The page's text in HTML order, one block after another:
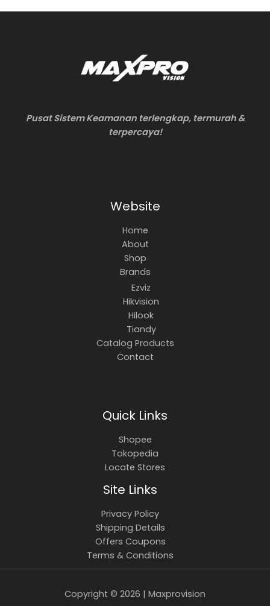
Pusat Sistem Keamanan terlengkap, termurah &
terpercaya!
Website
Home
About
Shop
Brands
Ezviz
Hikvision
Hilook
Tiandy
Catalog Products
Contact
Quick Links
Shopee
Tokopedia
Locate Stores
Site Links
Privacy Policy
Shipping Details
Offers Coupons
Terms & Conditions
Copyright © 2026 | Maxprovision